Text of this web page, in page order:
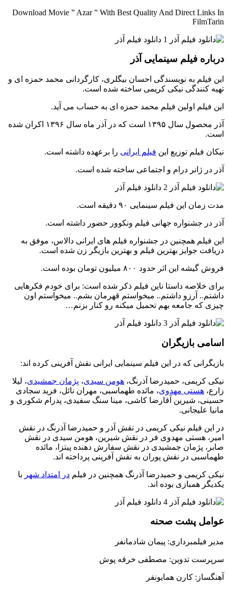
Download Movie ” Azar ” With Best Quality And Direct Links In
FilmTarin
درباره فیلم سینمایی آذر
این فیلم به نویسندگی احسان بیگلری، کارگردانی محمد حمزه ای و
تهیه کنندگی نیکی کریمی ساخته شده است.
این فیلم اولین فیلم محمد حمزه ای به حساب می آید.
آذر محصول سال ۱۳۹۵ است که در آذر ماه سال ۱۳۹۶ اکران شده
است.
نیکان فیلم توزیع این فیلم ایرانی را برعهده داشته است.
آذر در ژانر درام و اجتماعی ساخته شده است.
مدت زمان این فیلم سینمایی ۹۰ دقیقه است.
آذر در جشنواره جهانی فیلم ونکوور حضور داشته است.
این فیلم همچنین در جشنواره فیلم های ایرانی دالاس، موفق به
دریافت جوایز بهترین فیلم و بهترین بازیگر زن شده است.
فروش گیشه این اثر حدود ۸۰۰ میلیون تومان بوده است.
برای خلاصه داستا ناین فیلم ذکر شده است: برای خودم فکرهایی
داشتم.. آرزو داشتم.. میخواستم قهرمان بشم.. میخواستم اون
چیزی که جامعه بهم تحمیل میکنه رو کنار بزنم…
اسامی بازیگران
بازیگرانی که در این فیلم سینمایی ایرانی نقش آفرینی کرده اند:
نیکی کریمی، حمیدرضا آذرنگ، هومن سیدی، پژمان جمشیدی، لیلا‌
زارع، هستی مهدوی، مائده طهماسبی، مهران نائل، فرید سجادی
حسینی، شیرین آقارضا کاشی، مینا سنگ سفیدی، پدرام شکوری و
مانیا علیجانی.
در این فیلم نیکی کریمی در نقش آذر و حمیدرضا آذرنگ در نقش
امیر، هستی مهدوی فر در نقش شیرین، هومن سیدی در نقش
صابر، پژمان جمشیدی در نقش سفارش دهنده پیتزا، مائده
طهماسبی در نقش پوران به نقش آفرینی پرداخته اند.
نیکی کریمی و حمیدرضا آذرنگ همچنین در فیلم در امتداد شهر با
یکدیگر همبازی بوده اند.
عوامل پشت صحنه
مدیر فیلمبرداری: پیمان شادمانفر
سرپرست تدوین: مصطفی خرقه پوش
آهنگساز: کارن همایونفر